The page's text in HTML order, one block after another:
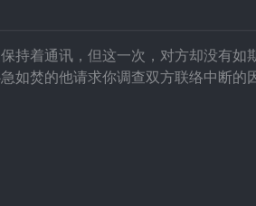
持着通讯，但这一次，对方却没有如
如焚的他请求你调查双方联络中断的